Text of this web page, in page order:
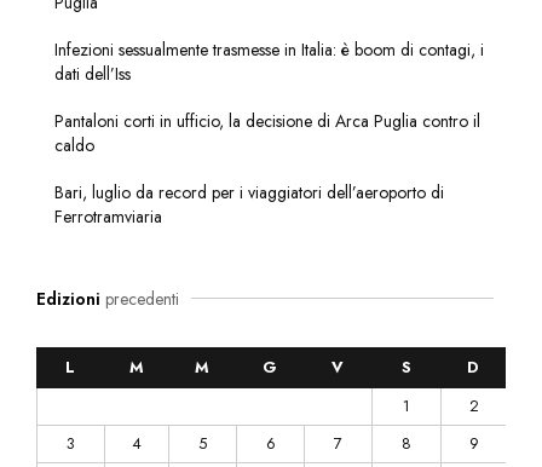
Infezioni sessualmente trasmesse in Italia: è boom di contagi, i
dati dell’Iss
Pantaloni corti in ufficio, la decisione di Arca Puglia contro il
caldo
Bari, luglio da record per i viaggiatori dell’aeroporto di
Ferrotramviaria
Edizioni precedenti
L M M G V S
D
1
2
3
4 5 6 7 8
9